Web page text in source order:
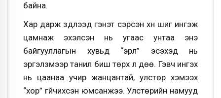
байна.
Хар дарж зүүдлээд гэнэт сэрсэн хүн шиг ингэж
цамнаж эхэлсэн нь угаас унтаа энэ
байгууллагын хувьд “эрүүл” эсэхэд нь
эргэлзмээр танил биш төрх л дөө. Гэвч ингэх
нь цаанаа учир жанцантай, улстөр хэмээх
“хор” гүйчихсэн юмсанжээ. Улстөрийн намууд